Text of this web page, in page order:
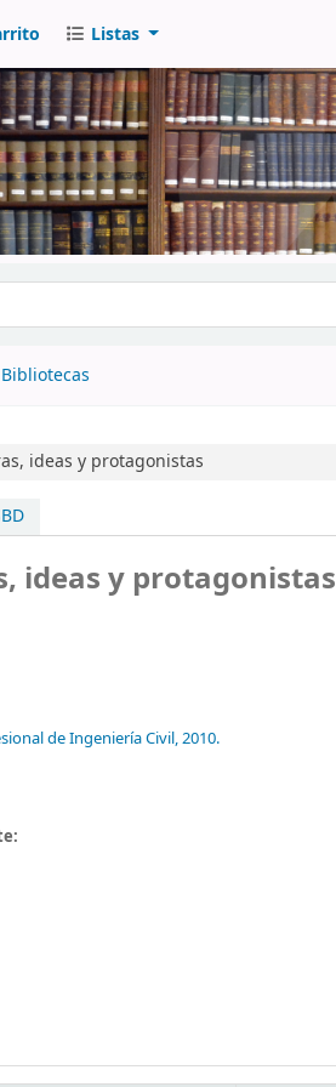
Listas
Bibliotecas
ideas y protagonistas
ideas y protagonistas
de Ingeniería Civil,2010.